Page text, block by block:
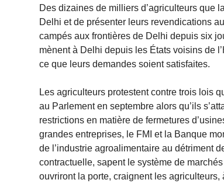
Des dizaines de milliers d’agriculteurs que
Delhi et de présenter leurs revendications
campés aux frontières de Delhi depuis six
mènent à Delhi depuis les États voisins de
ce que leurs demandes soient satisfaites.
Les agriculteurs protestent contre trois lois
au Parlement en septembre alors qu’ils
restrictions en matière de fermetures
grandes entreprises, le FMI et la Banque
de l’industrie agroalimentaire au détriment
contractuelle, sapent le système de
ouvriront la porte, craignent les